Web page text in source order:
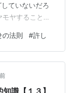
ていないだろ
ヤすることは
人間関係をや
トになります。
や、その仕組
て、この法則
、 実践しやす
の法則 #許し
識【１３】